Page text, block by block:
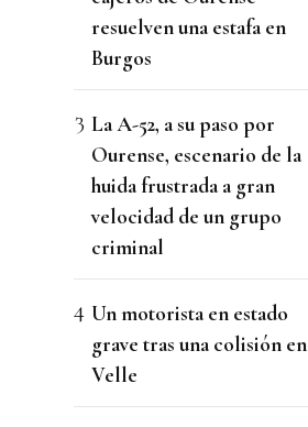
resuelven una estafa en
Burgos
La A-52, a su paso por
Ourense, escenario de la
huida frustrada a gran
velocidad de un grupo
criminal
Un motorista en estado
grave tras una colisión en
Velle